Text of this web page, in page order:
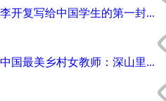
李开复写给中国学生的第一封...
中国最美乡村女教师：深山里...